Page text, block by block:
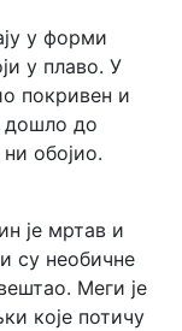
у форми
у плаво. У
покривен и
дошло до
обојиo.
је мртав и
су необичне
Меги је
које потичу